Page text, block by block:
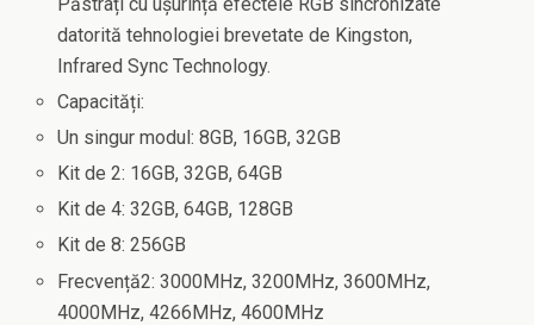
datorită tehnologiei brevetate de Kingston,
Infrared Sync Technology.
Capacități:
Un singur modul: 8GB, 16GB, 32GB
Kit de 2: 16GB, 32GB, 64GB
Kit de 4: 32GB, 64GB, 128GB
Kit de 8: 256GB
Frecvență2: 3000MHz, 3200MHz, 3600MHz,
4000MHz, 4266MHz, 4600MHz